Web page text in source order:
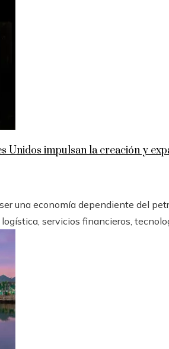
Unidos impulsan la creación y
una economía dependiente del
servicios financieros,